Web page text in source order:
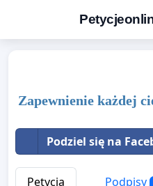
Zapewnienie każdej
Podziel się na
Petycja Podpisy